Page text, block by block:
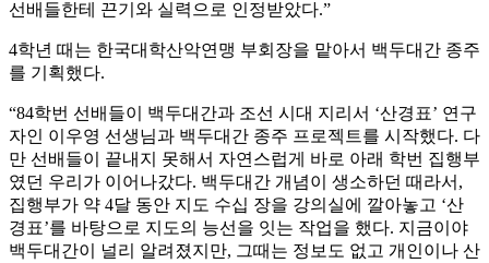
선배들한테 끈기와 실력으로 인정받았다.”
4학년 때는 한국대학산악연맹 부회장을 맡아서 백두대간 종주
를 기획했다.
“84학번 선배들이 백두대간과 조선 시대 지리서 ‘산경표’ 연구
자인 이우영 선생님과 백두대간 종주 프로젝트를 시작했다. 다
만 선배들이 끝내지 못해서 자연스럽게 바로 아래 학번 집행부
였던 우리가 이어나갔다. 백두대간 개념이 생소하던 때라서,
집행부가 약 4달 동안 지도 수십 장을 강의실에 깔아놓고 ‘산
경표’를 바탕으로 지도의 능선을 잇는 작업을 했다. 지금이야
백두대간이 널리 알려졌지만, 그때는 정보도 없고 개인이나 산